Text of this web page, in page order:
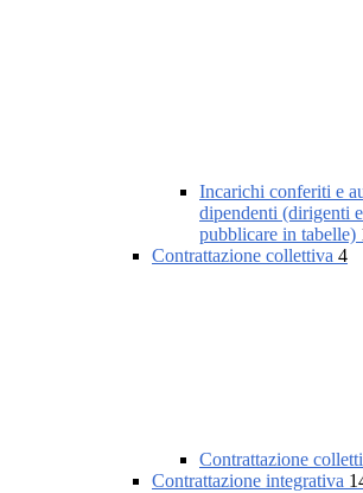
Incarichi conferiti e
dipendenti (dirigenti
pubblicare in tabelle)
Contrattazione collettiva 4
Contrattazione
Contrattazione integrativa